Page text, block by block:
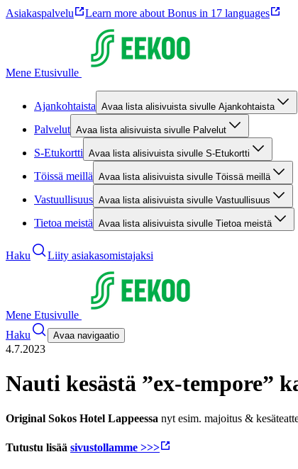
Asiakaspalvelu Learn more about Bonus in 17 languages
Mene Etusivulle
Ajankohtaista Avaa lista alisivuista sivulle Ajankohtaista
Palvelut Avaa lista alisivuista sivulle Palvelut
S-Etukortti Avaa lista alisivuista sivulle S-Etukortti
Töissä meillä Avaa lista alisivuista sivulle Töissä meillä
Vastuullisuus Avaa lista alisivuista sivulle Vastuullisuus
Tietoa meistä Avaa lista alisivuista sivulle Tietoa meistä
Haku Liity asiakasomistajaksi
Mene Etusivulle
Haku
Avaa navigaatio
4.7.2023
Nauti kesästä ”ex-tempore”
Original Sokos Hotel Lappeessa nyt esim. majoitus &
Tutustu lisää sivustollamme >>>